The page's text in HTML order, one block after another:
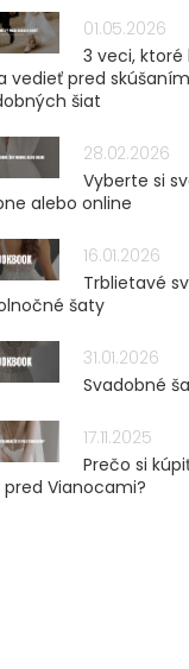
01.05.2026
3 veci,
vedieť pred skúšaním
šiat
28.02.2026
Vyberte si
alebo online
16.01.2026
Trblietavé
šaty
31.01.2026
Svadobné
17.11.2025
Prečo si
Vianocami?